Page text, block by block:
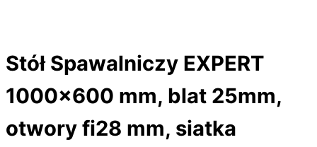
Stół Spawalniczy EXPERT
1000×600 mm, blat 25mm,
otwory fi28 mm, siatka